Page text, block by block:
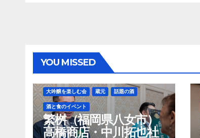
YOU MISSED
大吟醸を楽しむ会 蔵元 話題の酒
酒と食のイベント
繁桝（福岡県八女市）
高橋商店・中川拓也社